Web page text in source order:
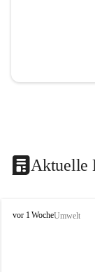
Aktuelle
V
vor 1 WocheUmwelt